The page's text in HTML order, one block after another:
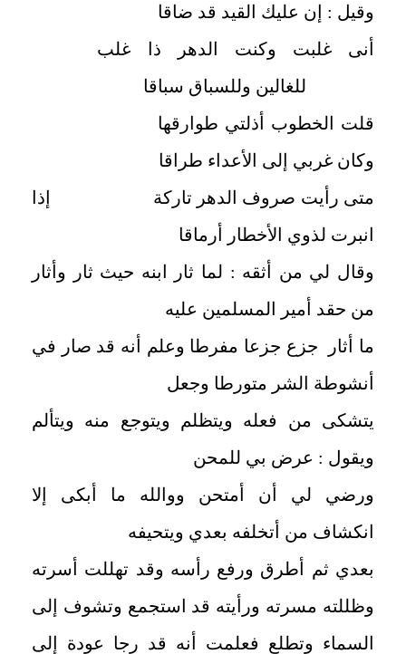
وقيل : إن عليك القيد قد ضاقا
أنى غلبت وكنت الدهر ذا غلب
للغالين وللسباق سباقا
قلت الخطوب أذلتي طوارقها
وكان غربي إلى الأعداء طراقا
متى رأيت صروف الدهر تاركة إذا
انبرت لذوي الأخطار أرماقا
وقال لي من أثقه : لما ثار ابنه حيث ثار وأثار
من حقد أمير المسلمين عليه
ما أثار جزع جزعا مفرطا وعلم أنه قد صار في
أنشوطة الشر متورطا وجعل
يتشكى من فعله ويتظلم ويتوجع منه ويتألم
ويقول : عرض بي للمحن
ورضي لي أن أمتحن ووالله ما أبكى إلا
انكشاف من أتخلفه بعدي ويتحيفه
بعدي ثم أطرق ورفع رأسه وقد تهللت أسرته
وظللته مسرته ورأيته قد استجمع وتشوف إلى
السماء وتطلع فعلمت أنه قد رجا عودة إلى